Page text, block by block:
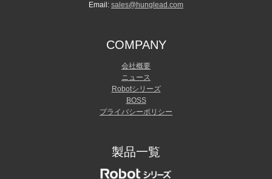
Email: sales@hunglead.com
COMPANY
会社概要
ニュース
Robotシリーズ
BOSS
プライバシーポリシー
製品一覧